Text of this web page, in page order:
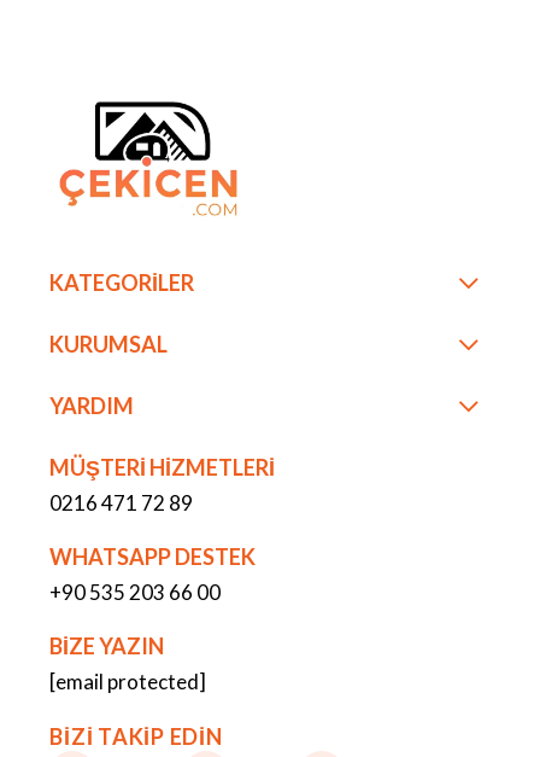
KATEGORİLER
KURUMSAL
YARDIM
MÜŞTERİ HİZMETLERİ
0216 471 72 89
WHATSAPP DESTEK
+90 535 203 66 00
BİZE YAZIN
[email protected]
BİZİ TAKİP EDİN